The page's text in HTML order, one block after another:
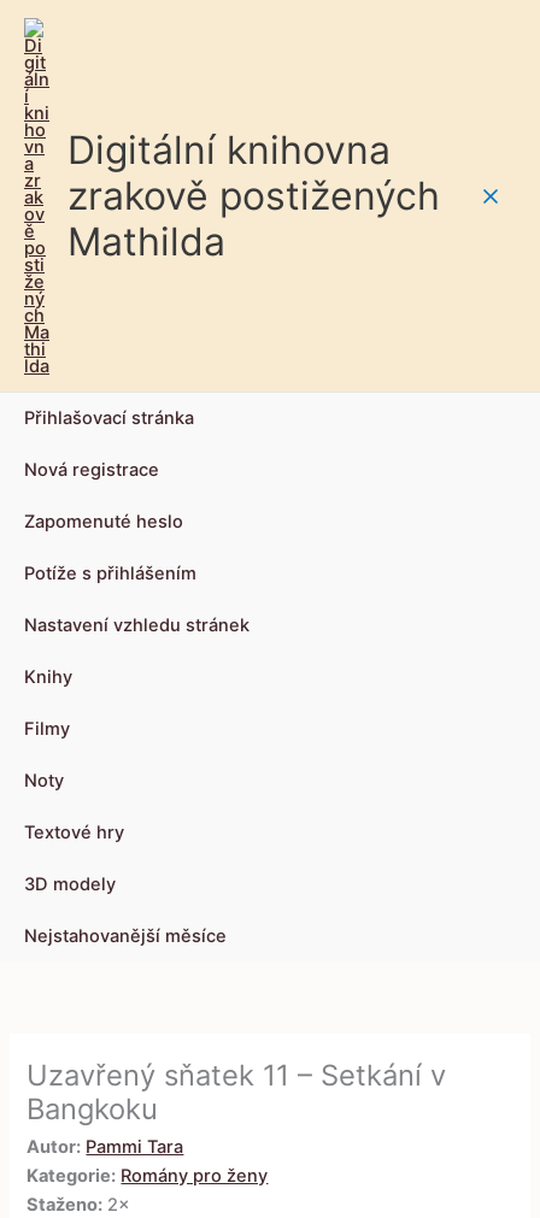
Digitální knihovna
zrakově postižených
Mathilda
Přihlašovací stránka
Nová registrace
Zapomenuté heslo
Potíže s přihlášením
Nastavení vzhledu stránek
Knihy
Filmy
Noty
Textové hry
3D modely
Nejstahovanější měsíce
Uzavřený sňatek 11 – Setkání v
Bangkoku
Autor: Pammi Tara
Kategorie: Romány pro ženy
Staženo: 2×